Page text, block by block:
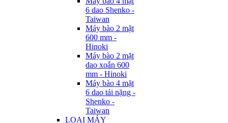
6 dao Shenko -
Taiwan
Máy bào 2 mặt
600 mm -
Hinoki
Máy bào 2 mặt
dao xoắn 600
mm - Hinoki
Máy bào 4 mặt
6 dao tải nặng -
Shenko -
Taiwan
LOẠI MÁY